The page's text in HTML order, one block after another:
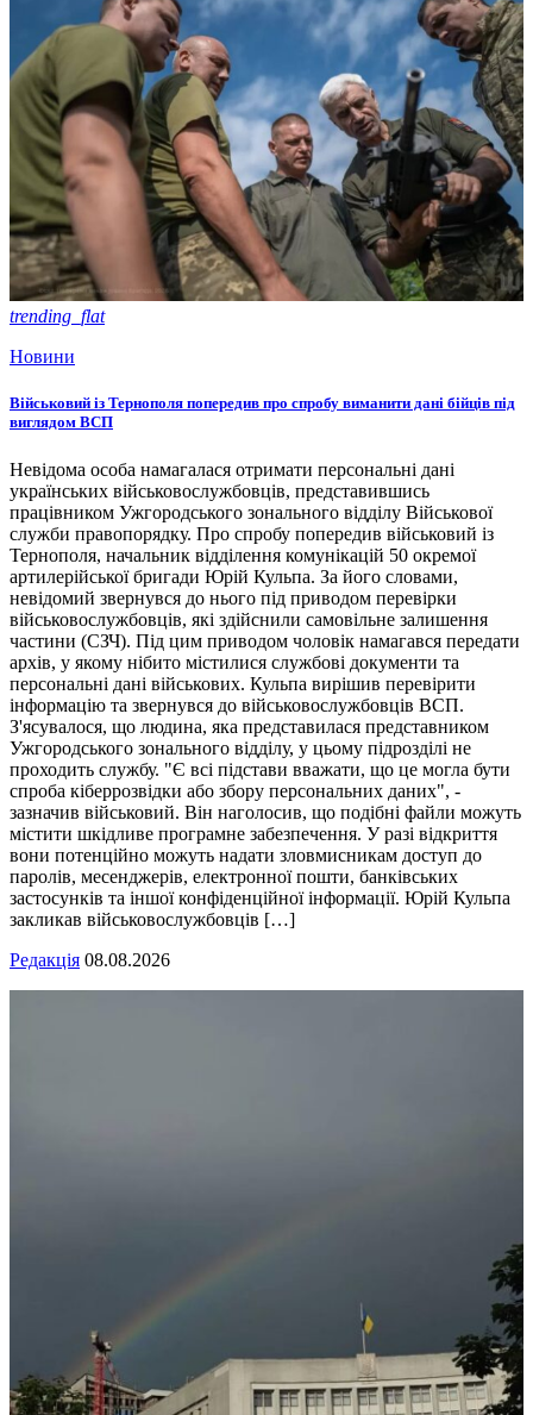
trending_flat
Новини
Військовий із Тернополя попередив про спробу виманити дані бійців під
виглядом ВСП
Невідома особа намагалася отримати персональні дані
українських військовослужбовців, представившись
працівником Ужгородського зонального відділу Військової
служби правопорядку. Про спробу попередив військовий із
Тернополя, начальник відділення комунікацій 50 окремої
артилерійської бригади Юрій Кульпа. За його словами,
невідомий звернувся до нього під приводом перевірки
військовослужбовців, які здійснили самовільне залишення
частини (СЗЧ). Під цим приводом чоловік намагався передати
архів, у якому нібито містилися службові документи та
персональні дані військових. Кульпа вирішив перевірити
інформацію та звернувся до військовослужбовців ВСП.
З'ясувалося, що людина, яка представилася представником
Ужгородського зонального відділу, у цьому підрозділі не
проходить службу. "Є всі підстави вважати, що це могла бути
спроба кіберрозвідки або збору персональних даних", -
зазначив військовий. Він наголосив, що подібні файли можуть
містити шкідливе програмне забезпечення. У разі відкриття
вони потенційно можуть надати зловмисникам доступ до
паролів, месенджерів, електронної пошти, банківських
застосунків та іншої конфіденційної інформації. Юрій Кульпа
закликав військовослужбовців […]
Редакція 08.08.2026